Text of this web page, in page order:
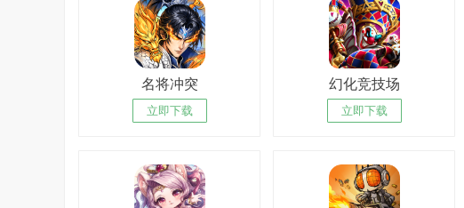
名将冲突
立即下载
幻化竞技场
立即下载